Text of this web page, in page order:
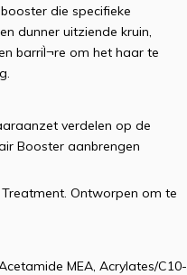
die specifieke
dunner uitziende kruin,
barriÌ¬re om het haar te
verdelen op de
Booster aanbrengen
Treatment. Ontworpen om te
MEA, Acrylates/C10-